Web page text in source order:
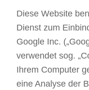
Diese Website
Dienst zum
Google Inc.
verwendet sog.
Ihrem Computer
eine Analyse der